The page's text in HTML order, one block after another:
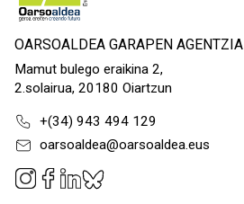
OARSOALDEA GARAPEN AGENTZIA
Mamut bulego eraikina 2,
2.solairua, 20180 Oiartzun
+(34) 943 494 129
oarsoaldea@oarsoaldea.eus